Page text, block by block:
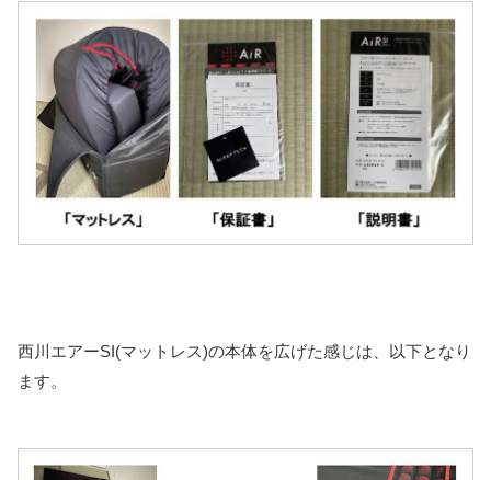
西川エアーSI(マットレス)の本体を広げた感じは、以下となり
ます。